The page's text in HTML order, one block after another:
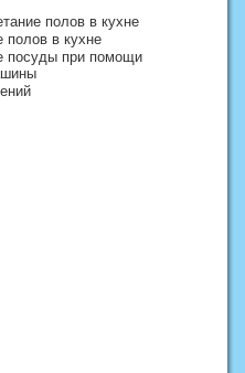
полов в кухне
полов в кухне
посуды при помощи